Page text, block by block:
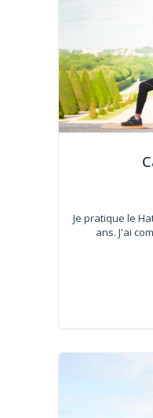
Je pratique le
ans. J'ai